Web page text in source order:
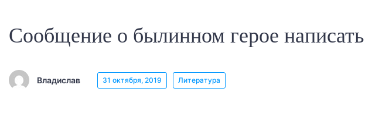
Сообщение о былинном герое написать
Владислав 31 октября, 2019 Литература